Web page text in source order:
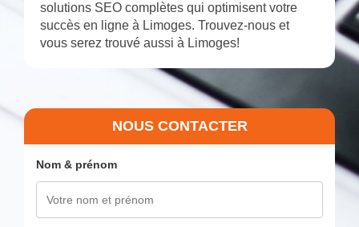
solutions SEO complètes qui optimisent votre
succès en ligne à Limoges. Trouvez-nous et
vous serez trouvé aussi à Limoges!
NOUS CONTACTER
Nom & prénom